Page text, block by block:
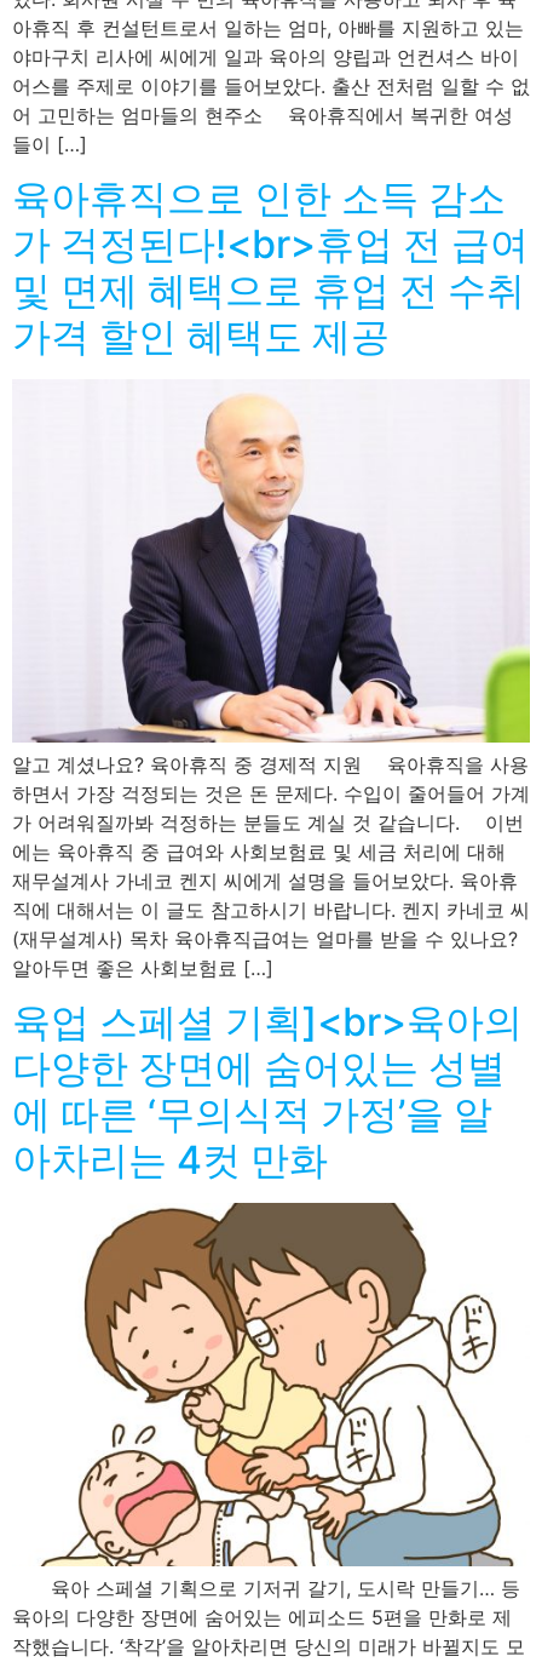
아휴직 후 컨설턴트로서 일하는 엄마, 아빠를 지원하고 있는
야마구치 리사에 씨에게 일과 육아의 양립과 언컨셔스 바이
어스를 주제로 이야기를 들어보았다. 출산 전처럼 일할 수 없
어 고민하는 엄마들의 현주소 육아휴직에서 복귀한 여성
들이 […]
육아휴직으로 인한 소득 감소
가 걱정된다!<br>휴업 전 급여
및 면제 혜택으로 휴업 전 수취
가격 할인 혜택도 제공
알고 계셨나요? 육아휴직 중 경제적 지원 육아휴직을 사용
하면서 가장 걱정되는 것은 돈 문제다. 수입이 줄어들어 가계
가 어려워질까봐 걱정하는 분들도 계실 것 같습니다. 이번
에는 육아휴직 중 급여와 사회보험료 및 세금 처리에 대해
재무설계사 가네코 켄지 씨에게 설명을 들어보았다. 육아휴
직에 대해서는 이 글도 참고하시기 바랍니다. 켄지 카네코 씨
(재무설계사) 목차 육아휴직급여는 얼마를 받을 수 있나요?
알아두면 좋은 사회보험료 […]
육업 스페셜 기획]<br>육아의
다양한 장면에 숨어있는 성별
에 따른 ‘무의식적 가정’을 알
아차리는 4컷 만화
육아 스페셜 기획으로 기저귀 갈기, 도시락 만들기… 등
육아의 다양한 장면에 숨어있는 에피소드 5편을 만화로 제
작했습니다. ‘착각’을 알아차리면 당신의 미래가 바뀔지도 모